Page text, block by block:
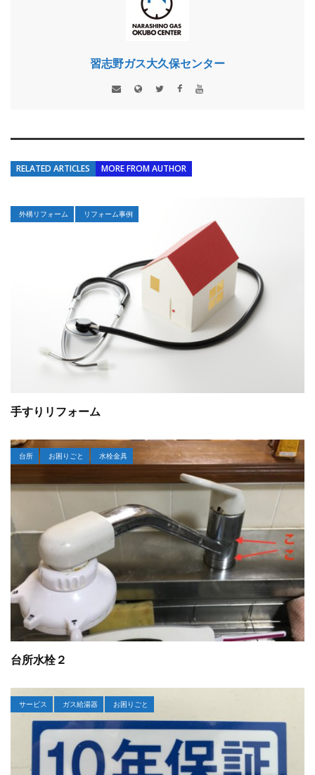
習志野ガス大久保センター
RELATED ARTICLES MORE FROM AUTHOR
外構リフォーム リフォーム事例
手すりリフォーム
台所 お困りごと 水栓金具
台所水栓２
サービス ガス給湯器 お困りごと